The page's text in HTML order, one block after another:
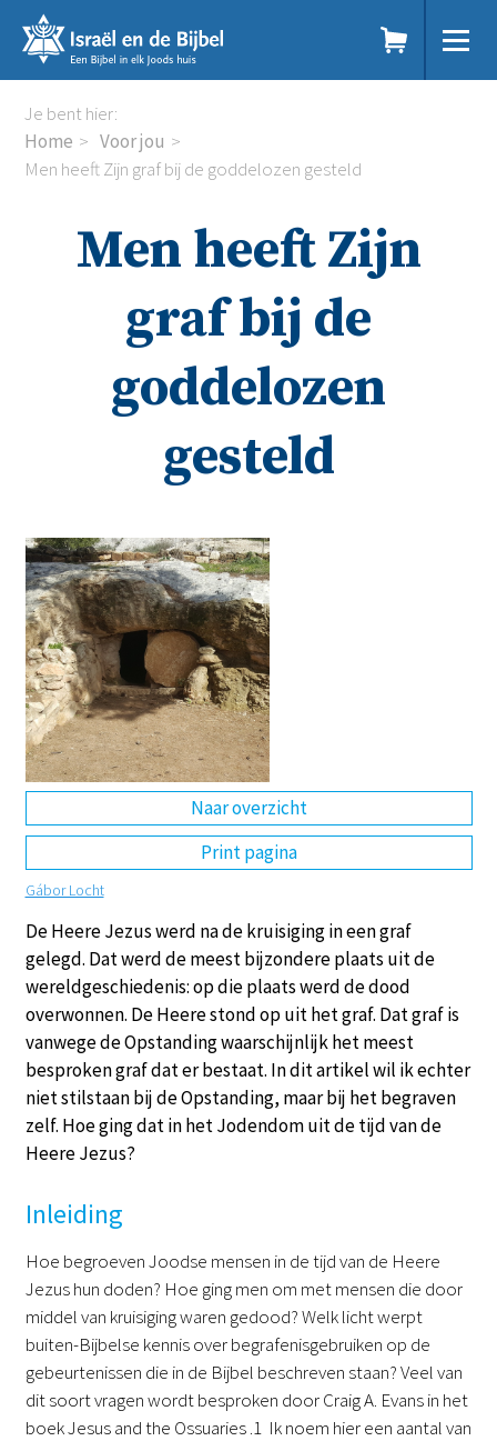
links
naar
de
inhoud
naar
Je bent hier:
Home
Voor jou
Men heeft Zijn graf bij de goddelozen gesteld
Men heeft Zijn
graf bij de
goddelozen
gesteld
Naar overzicht
Print pagina
Gábor Locht
De Heere Jezus werd na de kruisiging in een graf
gelegd. Dat werd de meest bijzondere plaats uit de
wereldgeschiedenis: op die plaats werd de dood
overwonnen. De Heere stond op uit het graf. Dat graf is
vanwege de Opstanding waarschijnlijk het meest
besproken graf dat er bestaat. In dit artikel wil ik echter
niet stilstaan bij de Opstanding, maar bij het begraven
zelf. Hoe ging dat in het Jodendom uit de tijd van de
Heere Jezus?
Inleiding
Hoe begroeven Joodse mensen in de tijd van de Heere
Jezus hun doden? Hoe ging men om met mensen die door
middel van kruisiging waren gedood? Welk licht werpt
buiten-Bijbelse kennis over begrafenisgebruiken op de
gebeurtenissen die in de Bijbel beschreven staan? Veel van
dit soort vragen wordt besproken door Craig A. Evans in het
boek Jesus and the Ossuaries .1 Ik noem hier een aantal van
Doe mee
Voor jou
Podcast
Magazine
Digitale nieuwsbrief
Agenda
Kinderwerk
Jongerenwerk
Het Studiehuis (cursus)
Webshop
Over ons
DE EN